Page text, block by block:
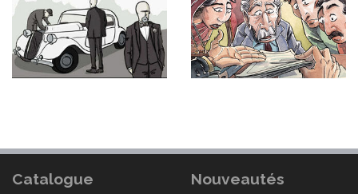
Catalogue Nouveautés